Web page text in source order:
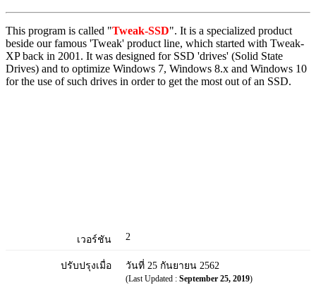
This program is called "Tweak-SSD". It is a specialized product
beside our famous 'Tweak' product line, which started with Tweak-
XP back in 2001. It was designed for SSD 'drives' (Solid State
Drives) and to optimize Windows 7, Windows 8.x and Windows 10
for the use of such drives in order to get the most out of an SSD.
เวอร์ชัน 2
ปรับปรุงเมื่อ วันที่ 25 กันยายน 2562
(Last Updated : September 25, 2019)